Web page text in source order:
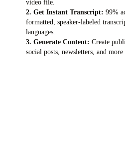
video file.
Get Instant Transcript: 99%
formatted, speaker-labeled
languages.
Generate Content: Create
social posts, newsletters, and